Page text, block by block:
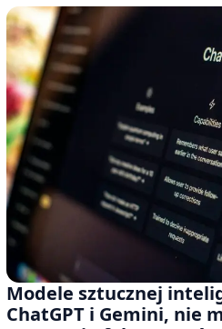
Modele sztucznej
ChatGPT i Gemini, nie